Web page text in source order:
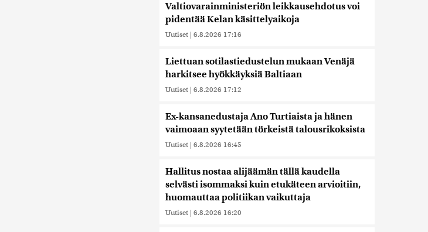
Valtiovarainministeriön leikkausehdotus voi
pidentää Kelan käsittelyaikoja
Uutiset | 6.8.2026 17:16
Liettuan sotilastiedustelun mukaan Venäjä
harkitsee hyökkäyksiä Baltiaan
Uutiset | 6.8.2026 17:12
Ex-kansanedustaja Ano Turtiaista ja hänen
vaimoaan syytetään törkeistä talousrikoksista
Uutiset | 6.8.2026 16:45
Hallitus nostaa alijäämän tällä kaudella
selvästi isommaksi kuin etukäteen arvioitiin,
huomauttaa politiikan vaikuttaja
Uutiset | 6.8.2026 16:20